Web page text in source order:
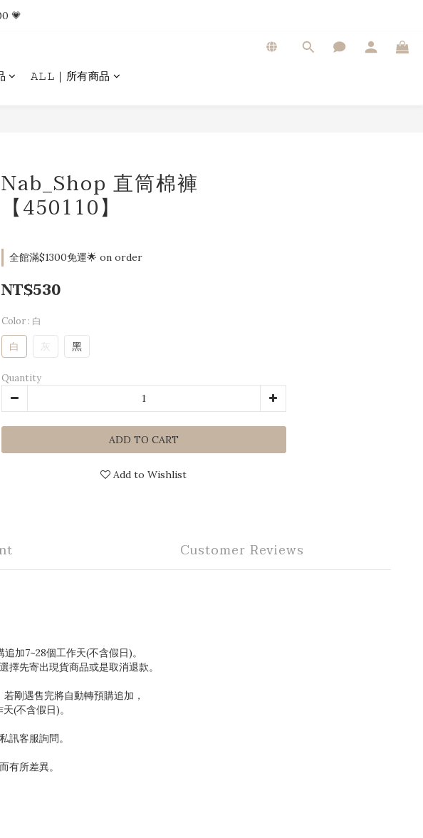
小編領取購物金.ᐟ.ᐟ
💗
𝙰𝙻𝙻｜所有商品
Nab_Shop 直筒棉褲
【450110】
全館滿$1300免運🌟 on order
NT$530
Color : 白
白 灰 黑
Quantity
ADD TO CART
Add to Wishlist
Customer Reviews
追加7~28個工作天(不含假日)。
先寄出現貨商品或是取消退款。
剛遇售完將自動轉預購追加，
(不含假日)。
訊客服詢問。
有所差異。